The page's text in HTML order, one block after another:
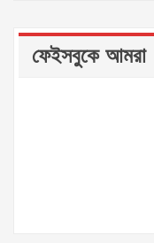
ফেইসবুকে আমরা